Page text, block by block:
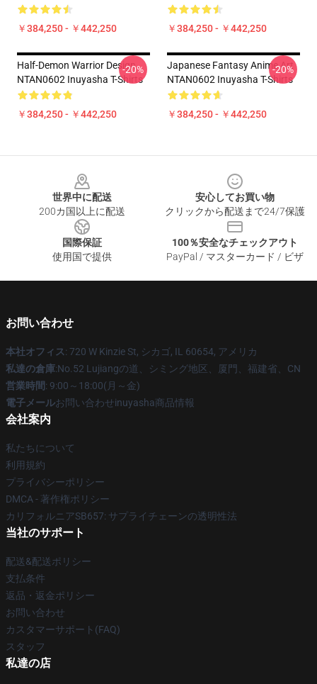
￥384,250 - ￥442,250 ￥384,250 - ￥442,250
Half-Demon Warrior Design
NTAN0602 Inuyasha T-Shirts
￥384,250 - ￥442,250
-20%
Japanese Fantasy Anime Art
NTAN0602 Inuyasha T-Shirts
￥384,250 - ￥442,250
-20%
世界中に配送
200カ国以上に配送
安心してお買い物
クリックから配送まで24/7保護
国際保証
使用国で提供
100％安全なチェックアウト
PayPal / マスターカード / ビザ
お問い合わせ
本社オフィス: 720 W Kinzie St, シカゴ, IL 60654, アメリカ
私達の倉庫:No.52 Lujiangの道、シミング地区、厦門、福建省、CN
営業時間: 9:00～18:00(月～金)
電子メールお問い合わせinuyasha商品情報
会社案内
私たちについて
利用規約
プライバシーポリシー
DMCA - 著作権ポリシー
カリフォルニアSB657: サプライチェーンの透明性法
当社のサポート
配送&配送ポリシー
支払条件
返品・返金ポリシー
お問い合わせ
カスタマーサポート(FAQ)
スタッフ
私達の店